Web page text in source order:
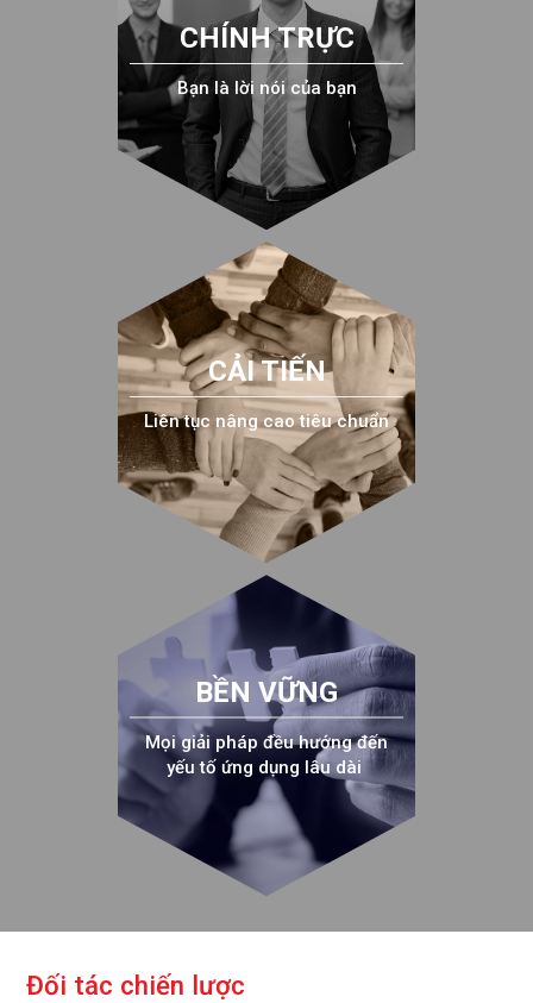
CHÍNH TRỰC
Bạn là lời nói của bạn
CẢI TIẾN
Liên tục nâng cao tiêu chuẩn
BỀN VỮNG
Mọi giải pháp đều hướng đến
yếu tố ứng dụng lâu dài
Đối tác chiến ược